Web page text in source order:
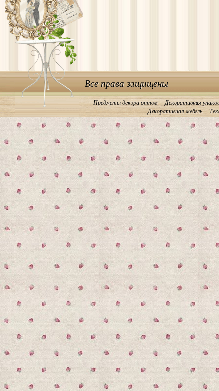
Предметы декора оптом
Декоративная
Декоративная мебель
Все права защищены